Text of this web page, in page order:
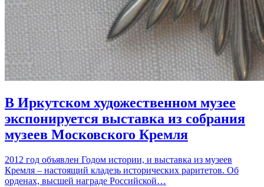
В Иркутском художественном музее
экспонируется выставка из собрания
музеев Московского Кремля
2012 год объявлен Годом истории, и выставка из музеев
Кремля – настоящий кладезь исторических раритетов. Об
орденах, высшей награде Российской…